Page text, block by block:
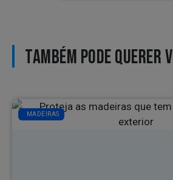
TAMBÉM PODE QUERER
MADEIRAS